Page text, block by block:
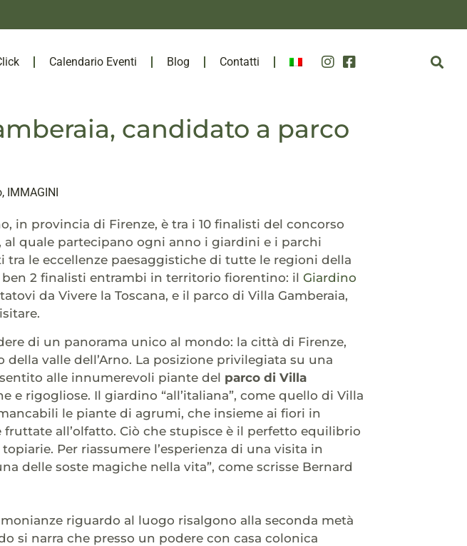
Calendario Eventi Blog Contatti
candidato a parco
, IMMAGINI
in provincia di Firenze, è tra i 10 finalisti del concorso
al quale partecipano ogni anno i giardini e i parchi
le eccellenze paesaggistiche di tutte le regioni della
ben 2 finalisti entrambi in territorio fiorentino: il Giardino
da Vivere la Toscana, e il parco di Villa Gamberaia,
di un panorama unico al mondo: la città di Firenze,
valle dell’Arno. La posizione privilegiata su una
alle innumerevoli piante del parco di Villa
e rigogliose. Il giardino “all’italiana”, come quello di Villa
le piante di agrumi, che insieme ai fiori in
all’olfatto. Ciò che stupisce è il perfetto equilibrio
Per riassumere l’esperienza di una visita in
delle soste magiche nella vita”, come scrisse Bernard
riguardo al luogo risalgono alla seconda metà
si narra che presso un podere con casa colonica